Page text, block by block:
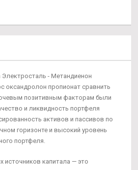
Электросталь - Метандиенон
оксандролон пропионат сравнить
позитивным факторам были
и ликвидность портфеля
активов и пассивов по
горизонте и высокий уровень
портфеля.
источников капитала — это